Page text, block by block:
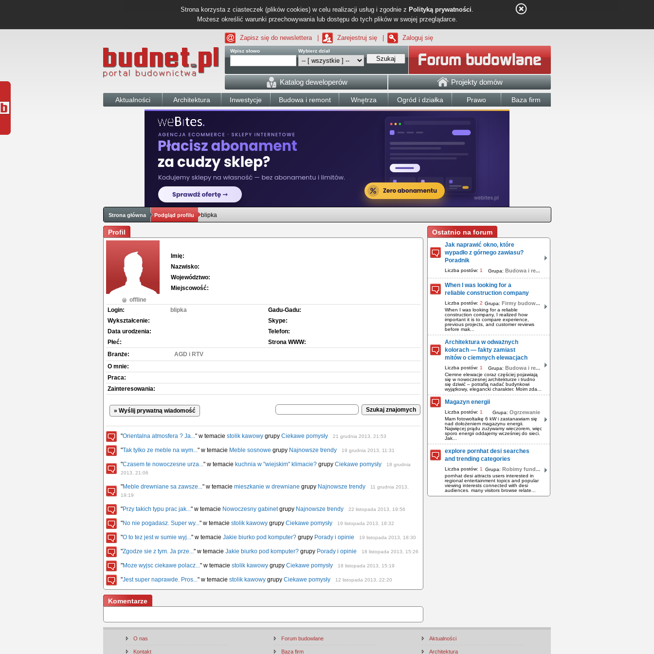
Strona korzysta z ciasteczek (plików cookies) w celu realizacji usług i zgodnie z Polityką prywatności.
Możesz określić warunki przechowywania lub dostępu do tych plików w swojej przeglądarce.
Zapisz się do newslettera Zarejestruj się Zaloguj się
Wpisz słowo Wybierz dział
Szukaj
Katalog deweloperów Projekty domów
Aktualności Architektura Inwestycje Budowa i remont Wnętrza Ogród i działka Prawo Baza firm
Strona główna Podgląd profilu blipka
Profil
offline
Imię:
Nazwisko:
Województwo:
Miejscowość:
Login:
blipka
Wykształcenie:
Data urodzenia:
Płeć:
Gadu-Gadu:
Skype:
Telefon:
Strona WWW:
Branże:
AGD i RTV
O mnie:
Praca:
Zainteresowania:
» Wyślij prywatną wiadomość
"Orientalna atmosfera ? Ja..." w temacie stolik kawowy grupy Ciekawe pomysły 21 grudnia 2013, 21:53
"Tak tylko ze meble na wym..." w temacie Meble sosnowe grupy Najnowsze trendy 19 grudnia 2013, 11:31
"Czasem te nowoczesne urza..." w temacie kuchnia w "wiejskim" klimacie? grupy Ciekawe pomysły
18 grudnia
2013, 21:06
"Meble drewniane sa zawsze..." w temacie mieszkanie w drewniane grupy Najnowsze trendy
11 grudnia 2013,
19:19
"Przy takich typu prac jak..." w temacie Nowoczesny gabinetgrupy Najnowsze trendy 22 listopada 2013, 19:56
"No nie pogadasz. Super wy..." w temacie stolik kawowy grupy Ciekawe pomysły 19 listopada 2013, 18:32
"O to tez jest w sumie wyj..." w temacie Jakie biurko pod komputer? grupy Porady i opinie 19 listopada 2013, 18:30
"Zgodze sie z tym. Ja prze..." w temacie Jakie biurko pod komputer? grupy Porady i opinie 18 listopada 2013, 15:26
"Moze wyjsc ciekawe polacz..." w temacie stolik kawowy grupy Ciekawe pomysły 18 listopada 2013, 15:19
"Jest super naprawde. Pros..." w temacie stolik kawowy grupy Ciekawe pomysły 12 listopada 2013, 22:20
Komentarze
Ostatnio na forum
Jak naprawić okno, które
wypadło z górnego zawiasu?
Poradnik
Liczba postów: 1 Grupa: Budowa i re...
When I was looking for a
reliable construction company
Liczba postów: 2 Grupa: Firmy budow...
When I was looking for a reliable
construction company, I realized how
important it is to compare experience,
previous projects, and customer reviews
before mak...
Architektura w odważnych
kolorach — fakty zamiast
mitów o ciemnych elewacjach
Liczba postów: 1 Grupa: Budowa i re...
Ciemne elewacje coraz częściej pojawiają
się w nowoczesnej architekturze i trudno
się dziwić – potrafią nadać budynkowi
wyjątkowy, elegancki charakter. Moim zda...
Magazyn energii
Liczba postów: 1 Grupa: Ogrzewanie
Mam fotowoltaikę 6 kW i zastanawiam się
nad dołożeniem magazynu energii.
Najwięcej prądu zużywamy wieczorem, więc
sporo energii oddajemy wcześniej do sieci.
Jak...
explore pornhat desi searches
and trending categories
Liczba postów: 1 Grupa: Robimy fund...
pornhat desi attracts users interested in
regional entertainment topics and popular
viewing interests connected with desi
audiences. many visitors browse relate...
O nas
Kontakt
Forum budowlane
Baza firm
Aktualności
Architektura